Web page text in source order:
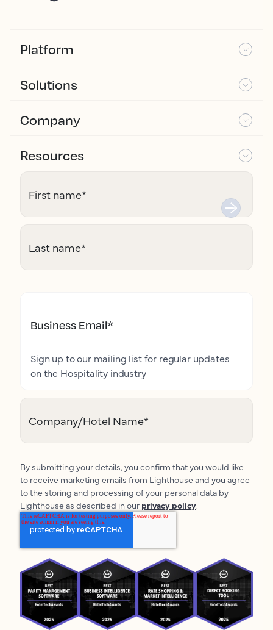
Platform
Solutions
Company
Resources
First name*
Last name*
Business Email*
Sign up to our mailing list for regular updates
on the Hospitality industry
Company/Hotel Name*
By submitting your details, you confirm that you would like
to receive marketing emails from Lighthouse and you agree
to the storing and processing of your personal data by
Lighthouse as described in our privacy policy.